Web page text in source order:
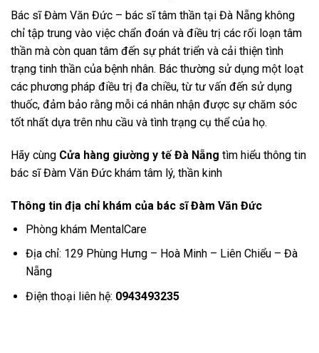
Bác sĩ Đàm Văn Đức – bác sĩ tâm thần tại Đà Nẵng không
chỉ tập trung vào việc chẩn đoán và điều trị các rối loạn tâm
thần mà còn quan tâm đến sự phát triển và cải thiện tình
trạng tinh thần của bệnh nhân. Bác thường sử dụng một loạt
các phương pháp điều trị đa chiều, từ tư vấn đến sử dụng
thuốc, đảm bảo rằng mỗi cá nhân nhận được sự chăm sóc
tốt nhất dựa trên nhu cầu và tình trạng cụ thể của họ.
Hãy cùng Cửa hàng giường y tế Đà Nẵng tìm hiểu thông tin
bác sĩ Đàm Văn Đức khám tâm lý, thần kinh
Thông tin địa chỉ khám của bác sĩ Đàm Văn Đức
Phòng khám MentalCare
Địa chỉ: 129 Phùng Hưng – Hoà Minh – Liên Chiểu – Đà
Nẵng
Điện thoại liên hệ: 0943493235